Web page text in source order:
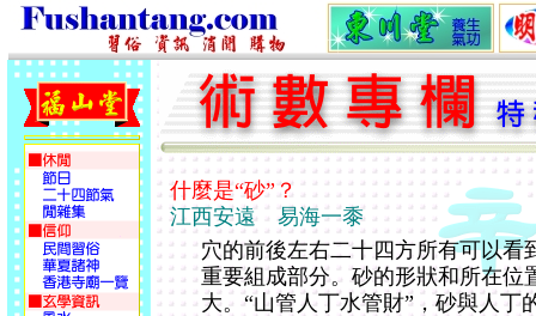
什麼是“砂”？
江西安遠 易海一黍
穴的前後左右二十四方所有可以看
重要組成部分。砂的形狀和所在位
大。“山管人丁水管財”，砂與人丁